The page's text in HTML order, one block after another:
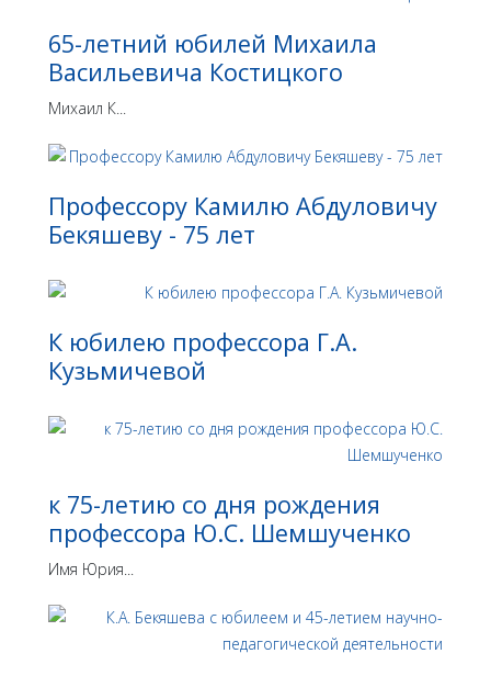
65-летний юбилей Михаила
Васильевича Костицкого
Михаил К...
Профессору Камилю Абдуловичу
Бекяшеву - 75 лет
К юбилею профессора Г.А.
Кузьмичевой
к 75-летию со дня рождения
профессора Ю.С. Шемшученко
Имя Юрия...